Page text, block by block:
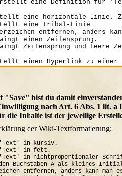
bist du damit
nach Art. 6 Abs. 1 lit. a
die Inhalte ist der jeweilige
der Wiki-Textformatierung:
in kursiv.
'Text' in fett.
in nichtproportionaler
Buchstaben A als kleines Initial
entfernen, anders kann man